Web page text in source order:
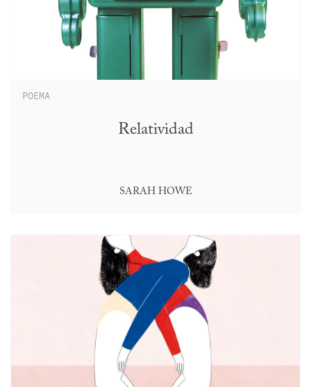
POEMA
Relatividad
SARAH HOWE